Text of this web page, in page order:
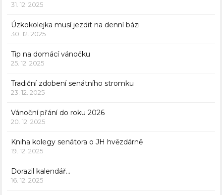
31. 12. 2025
Úzkokolejka musí jezdit na denní bázi
30. 12. 2025
Tip na domácí vánočku
25. 12. 2025
Tradiční zdobení senátního stromku
23. 12. 2025
Vánoční přání do roku 2026
20. 12. 2025
Kniha kolegy senátora o JH hvězdárně
19. 12. 2025
Dorazil kalendář…
16. 12. 2025